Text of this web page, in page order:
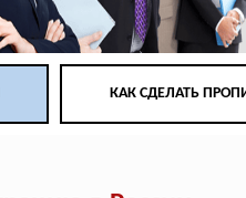
КАК СДЕЛАТЬ